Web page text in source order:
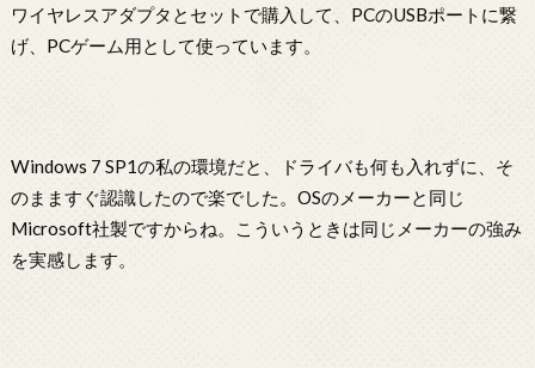
ワイヤレスアダプタとセットで購入して、PCのUSBポートに繋
げ、PCゲーム用として使っています。
Windows 7 SP1の私の環境だと、ドライバも何も入れずに、そ
のまますぐ認識したので楽でした。OSのメーカーと同じ
Microsoft社製ですからね。こういうときは同じメーカーの強み
を実感します。